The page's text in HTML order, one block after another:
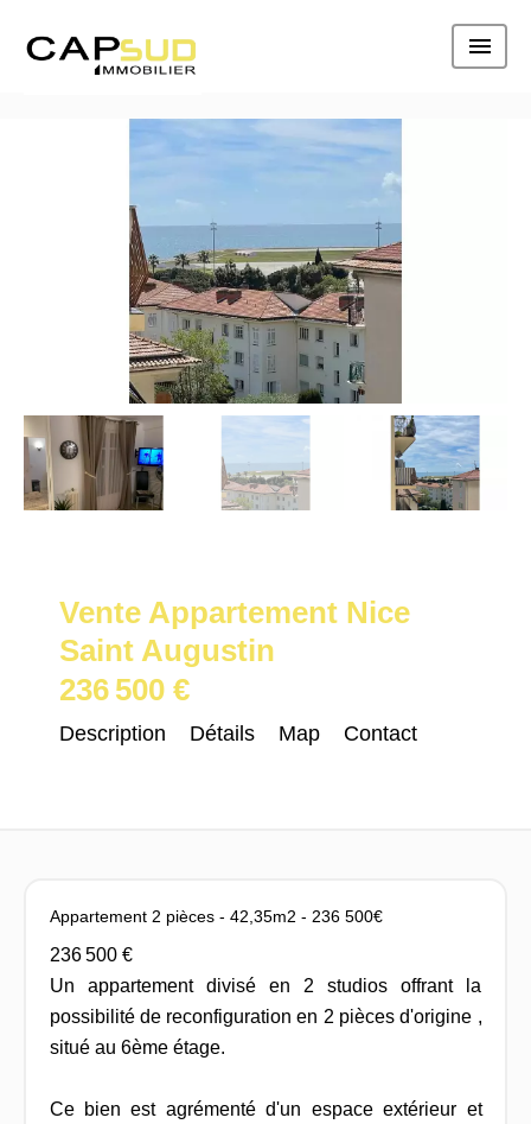
Vente Appartement Nice
Saint Augustin
236 500 €
Description Détails Map Contact
Appartement 2 pièces - 42,35m2 - 236 500€
236 500 €
Un appartement divisé en 2 studios offrant la
possibilité de reconfiguration en 2 pièces d'origine ,
situé au 6ème étage.
Ce bien est agrémenté d'un espace extérieur et